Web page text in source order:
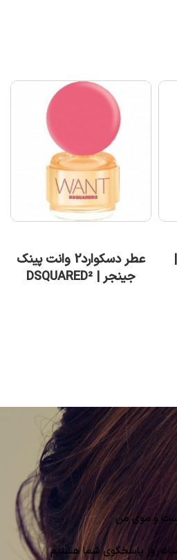
عطر دسکوارد2 وانت پینک
جینجر | DSQUARED²
و موی من